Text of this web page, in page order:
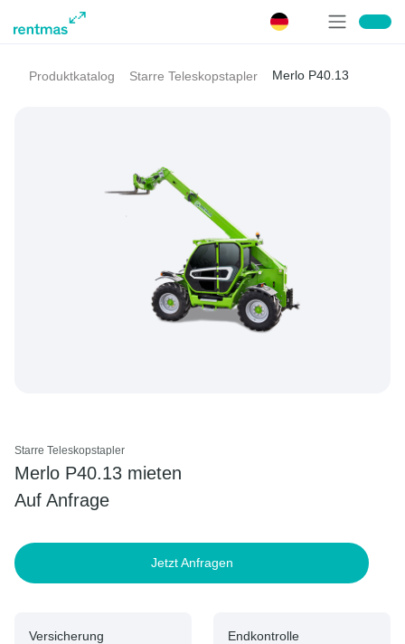
Produktkatalog Starre Teleskopstapler Merlo P40.13
Starre Teleskopstapler
Merlo P40.13 mieten
Auf Anfrage
Jetzt Anfragen
Versicherung Endkontrolle